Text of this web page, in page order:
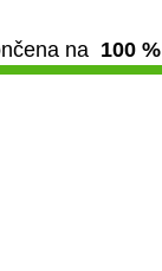
na 100 %